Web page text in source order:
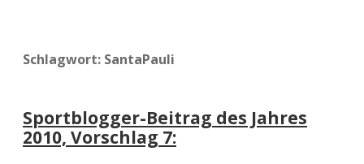
Schlagwort: SantaPauli
Sportblogger-Beitrag des Jahres
2010, Vorschlag 7: